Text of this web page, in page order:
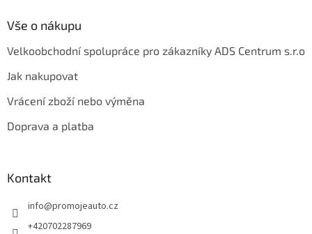
Vše o nákupu
Velkoobchodní spolupráce pro zákazníky ADS Centrum s.r.o
Jak nakupovat
Vrácení zboží nebo výměna
Doprava a platba
Kontakt
info@promojeauto.cz
+420702287969